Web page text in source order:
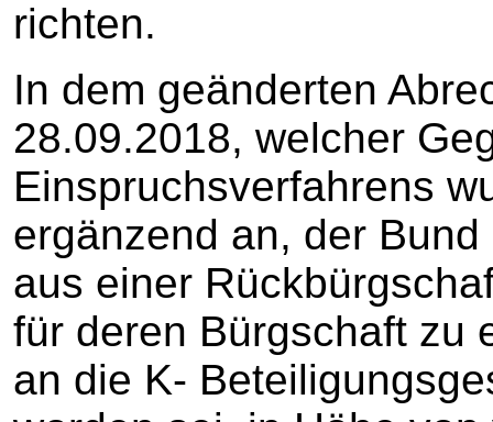
richten.
In dem geänderten
28.09.2018, welcher
Einspruchsverfahrens
ergänzend an, der
aus einer
für deren Bürgschaft zu
an die K-